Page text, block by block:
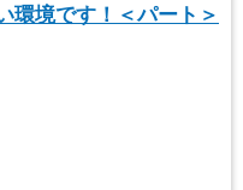
環境です！＜パート＞